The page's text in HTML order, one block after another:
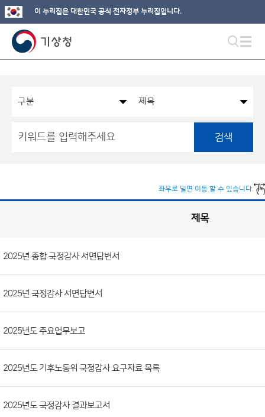
이 누리집은 대한민국 공식 전자정부 누리집입니다.
검색
좌우로 밀면 이동 할 수 있습니다.
보
공
개
게
록
호,
분
류,
제
목,
부
제목
2025년 종합 국정감사 서면답변서
2025년 국정감사 서면답변서
2025년도 주요업무보고
2025년도 기후노동위 국정감사 요구자료 목록
2025년도 국정감사 결과보고서